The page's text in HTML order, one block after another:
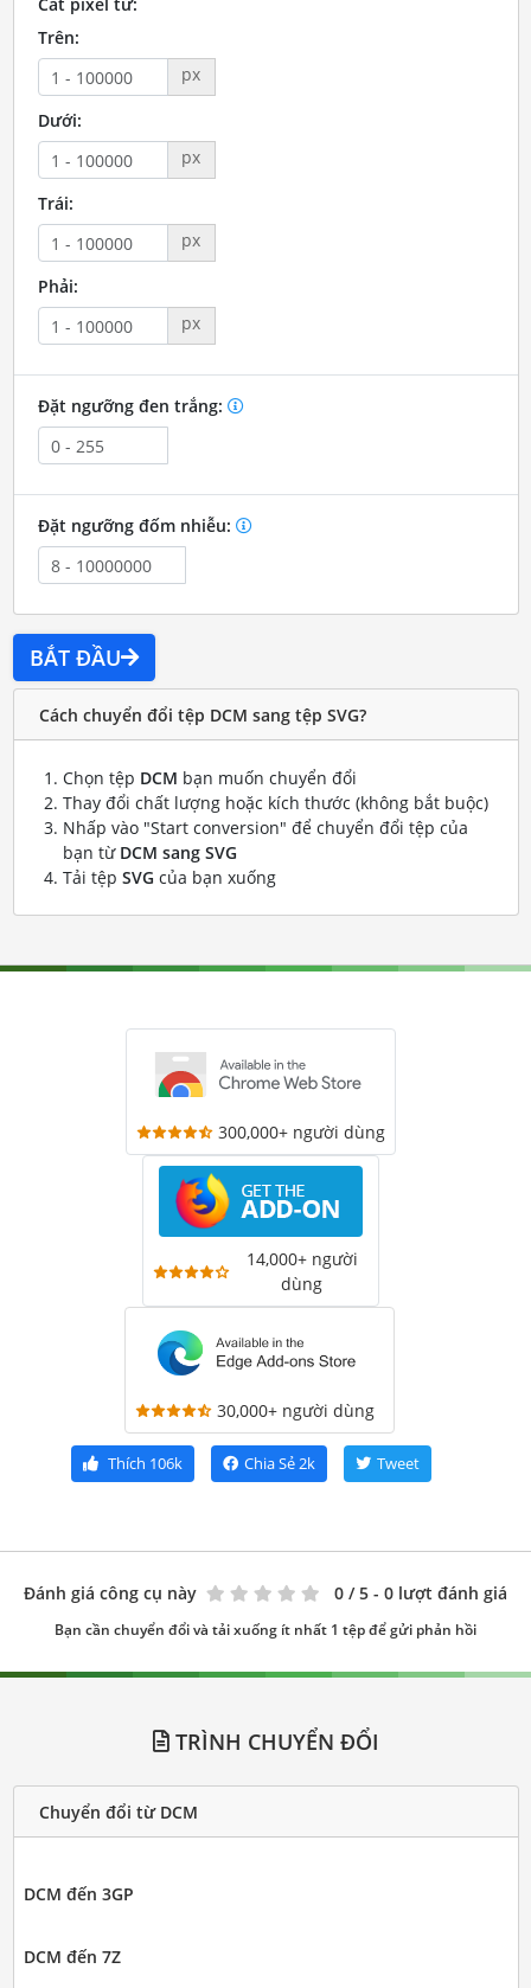
Cắt pixel từ:
Trên:
px
Dưới:
px
Trái:
px
Phải:
px
Đặt ngưỡng đen trắng:
Đặt ngưỡng đốm nhiễu:
BẮT ĐẦU
Cách chuyển đổi tệp DCM sang tệp SVG?
Chọn tệp DCM bạn muốn chuyển đổi
Thay đổi chất lượng hoặc kích thước (không bắt buộc)
Nhấp vào "Start conversion" để chuyển đổi tệp của
bạn từ DCM sang SVG
Tải tệp SVG của bạn xuống
300,000+ người dùng
14,000+ người
dùng
30,000+ người dùng
Thích 106k Chia Sẻ2k Tweet
Đánh giá công cụ này 0 / 5 - 0 lượt đánh giá
Bạn cần chuyển đổi và tải xuống ít nhất 1 tệp để gửi phản hồi
TRÌNH CHUYỂN ĐỔI
Chuyển đổi từ DCM
DCM đến 3GP
DCM đến 7Z